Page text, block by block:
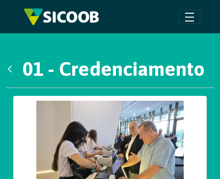
Pular para o Conteúdo principal
01 - Credenciamento
Galeria de Mídias